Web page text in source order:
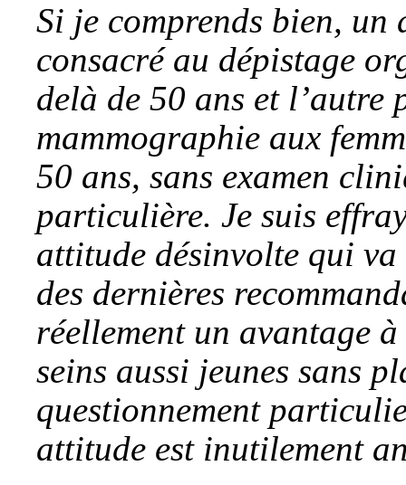
Si je comprends bien, un
consacré au dépistage
delà de 50 ans et l’autre
mammographie aux
50 ans, sans examen
particulière. Je suis
attitude désinvolte qui va
des dernières
réellement un avantage
seins aussi jeunes sans
questionnement
attitude est inutilement